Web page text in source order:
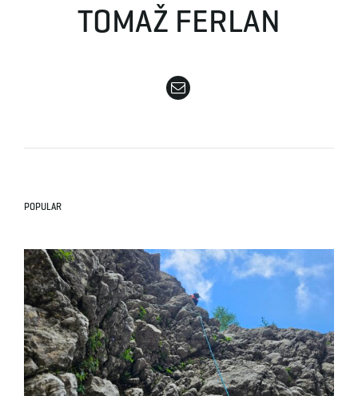
n
i
TOMAŽ FERLAN
POPULAR